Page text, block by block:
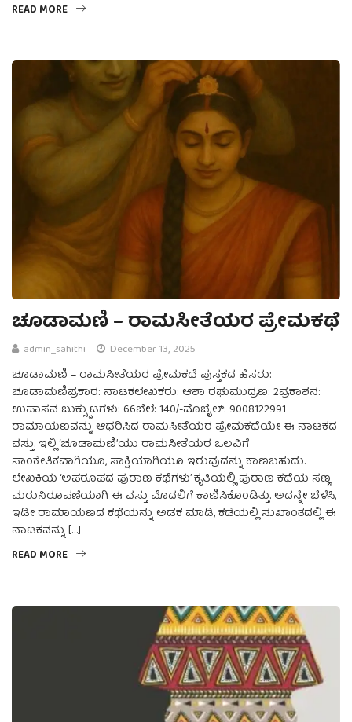
READ MORE
ಚೂಡಾಮಣಿ – ರಾಮಸೀತೆಯರ ಪ್ರೇಮಕಥೆ
admin_sahithi December 13, 2025
ಚೂಡಾಮಣಿ – ರಾಮಸೀತೆಯರ ಪ್ರೇಮಕಥೆ ಪುಸ್ತಕದ ಹೆಸರು:
ಚೂಡಾಮಣಿಪ್ರಕಾರ: ನಾಟಕಲೇಖಕರು: ಆಶಾ ರಘುಮುದ್ರಣ: 2ಪ್ರಕಾಶನ:
ಉಪಾಸನ ಬುಕ್ಸ್ಪುಟಗಳು: 66ಬೆಲೆ: 140/-ಮೊಬೈಲ್: 9008122991
ರಾಮಾಯಣವನ್ನು ಆಧರಿಸಿದ ರಾಮಸೀತೆಯರ ಪ್ರೇಮಕಥೆಯೇ ಈ ನಾಟಕದ
ವಸ್ತು. ಇಲ್ಲಿ ‘ಚೂಡಾಮಣಿ’ಯು ರಾಮಸೀತೆಯರ ಒಲವಿಗೆ
ಸಾಂಕೇತಿಕವಾಗಿಯೂ, ಸಾಕ್ಷಿಯಾಗಿಯೂ ಇರುವುದನ್ನು ಕಾಣಬಹುದು.
ಲೇಖಕಿಯ ‘ಅಪರೂಪದ ಪುರಾಣ ಕಥೆಗಳು’ ಕೃತಿಯಲ್ಲಿ ಪುರಾಣ ಕಥೆಯ ಸಣ್ಣ
ಮರುನಿರೂಪಣೆಯಾಗಿ ಈ ವಸ್ತು ಮೊದಲಿಗೆ ಕಾಣಿಸಿಕೊಂಡಿತ್ತು. ಅದನ್ನೇ ಬೆಳೆಸಿ,
ಇಡೀ ರಾಮಾಯಣದ ಕಥೆಯನ್ನು ಅಡಕ ಮಾಡಿ, ಕಡೆಯಲ್ಲಿ ಸುಖಾಂತದಲ್ಲಿ ಈ
ನಾಟಕವನ್ನು […]
READ MORE